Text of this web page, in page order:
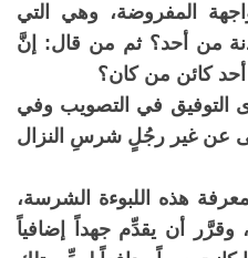
المفروضة، وهي التي
من أحد؟ ثم من قال: إنَّ
أحد كائن من كان؟
التوفيق في التصويب وفي
عن غير رجُلٍ شرسِ النزال
هذه اللبوءة الشرسة،
أن يقدِّم جهداً إضافياً